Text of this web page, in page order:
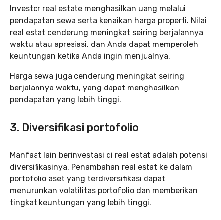
Investor real estate menghasilkan uang melalui
pendapatan sewa serta kenaikan harga properti. Nilai
real estat cenderung meningkat seiring berjalannya
waktu atau apresiasi, dan Anda dapat memperoleh
keuntungan ketika Anda ingin menjualnya.
Harga sewa juga cenderung meningkat seiring
berjalannya waktu, yang dapat menghasilkan
pendapatan yang lebih tinggi.
3. Diversifikasi portofolio
Manfaat lain berinvestasi di real estat adalah potensi
diversifikasinya. Penambahan real estat ke dalam
portofolio aset yang terdiversifikasi dapat
menurunkan volatilitas portofolio dan memberikan
tingkat keuntungan yang lebih tinggi.